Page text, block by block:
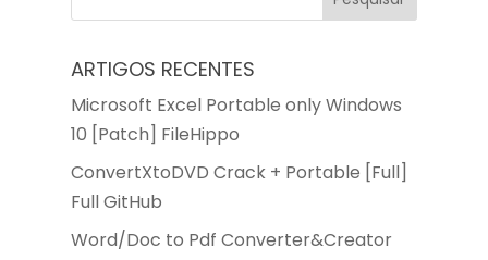
ARTIGOS RECENTES
Microsoft Excel Portable only Windows
10 [Patch] FileHippo
ConvertXtoDVD Crack + Portable [Full]
Full GitHub
Word/Doc to Pdf Converter&Creator